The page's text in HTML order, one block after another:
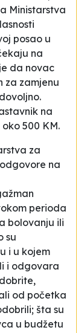
Ministarstva
posao u
na
da novac
za zamjenu
na
500 KM.
za
na
perioda
bolovanju ili
su
i u kojem
i odgovara
od početka
šta su
u budžetu